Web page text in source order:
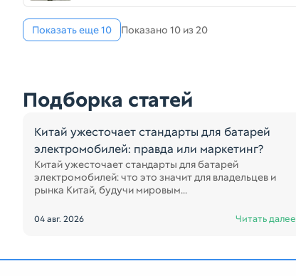
Показать еще 10 Показано 10 из 20
Подборка статей
Китай ужесточает стандарты для батарей
электромобилей: правда или маркетинг?
Китай ужесточает стандарты для батарей
электромобилей: что это значит для владельцев и
рынка Китай, будучи мировым...
04 авг. 2026 Читать далее